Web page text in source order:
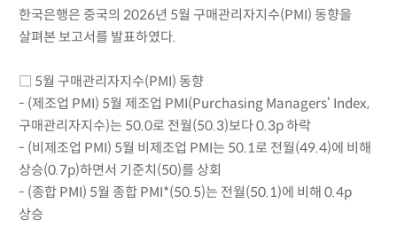
한국은행은 중국의 2026년 5월 구매관리자지수(PMI) 동향을
살펴본 보고서를 발표하였다.
□ 5월 구매관리자지수(PMI) 동향
- (제조업 PMI) 5월 제조업 PMI(Purchasing Managers‘ Index,
구매관리자지수)는 50.0로 전월(50.3)보다 0.3p 하락
- (비제조업 PMI) 5월 비제조업 PMI는 50.1로 전월(49.4)에 비해
상승(0.7p)하면서 기준치(50)를 상회
- (종합 PMI) 5월 종합 PMI*(50.5)는 전월(50.1)에 비해 0.4p
상승